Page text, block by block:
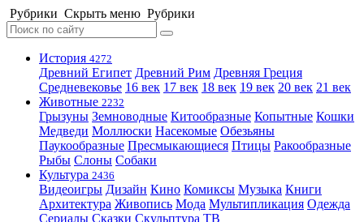
Рубрики Скрыть меню Рубрики
История 4272
Древний Египет Древний Рим Древняя Греция
Средневековье 16 век 17 век 18 век 19 век 20 век 21 век
Животные 2232
Грызуны Земноводные Китообразные Копытные Кошки
Медведи Моллюски Насекомые Обезьяны
Паукообразные Пресмыкающиеся Птицы Ракообразные
Рыбы Слоны Собаки
Культура 2436
Видеоигры Дизайн Кино Комиксы Музыка Книги
Архитектура Живопись Мода Мультипликация Одежда
Сериалы Сказки Скульптура ТВ